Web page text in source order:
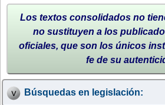
Los textos consolidados no
no sustituyen a los
oficiales, que son los únicos
fe de su
Búsquedas en legislación: